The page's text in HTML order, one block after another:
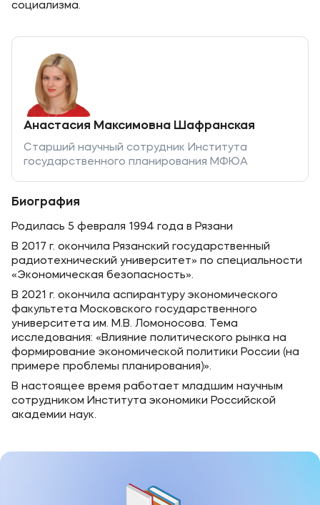
социализма.
Анастасия Максимовна Шафранская
Старший научный сотрудник Института
государственного планирования МФЮА
Биография
Родилась 5 февраля 1994 года в Рязани
В 2017 г. окончила Рязанский государственный
радиотехнический университет» по специальности
«Экономическая безопасность».
В 2021 г. окончила аспирантуру экономического
факультета Московского государственного
университета им. М.В. Ломоносова. Тема
исследования: «Влияние политического рынка на
формирование экономической политики России (на
примере проблемы планирования)».
В настоящее время работает младшим научным
сотрудником Института экономики Российской
академии наук.